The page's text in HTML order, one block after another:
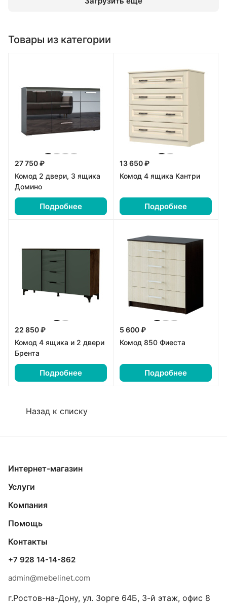
Товары из категории
27 750 ₽
Комод 2 двери, 3 ящика
Домино
Подробнее
13 650 ₽
Комод 4 ящика Кантри
Подробнее
22 850 ₽
Комод 4 ящика и 2 двери
Брента
Подробнее
5 600 ₽
Комод 850 Фиеста
Подробнее
Назад к списку
Интернет-магазин
Услуги
Компания
Помощь
Контакты
+7 928 14-14-862
admin@mebelinet.com
г.Ростов-на-Дону, ул. Зорге 64Б, 3-й этаж, офис 8